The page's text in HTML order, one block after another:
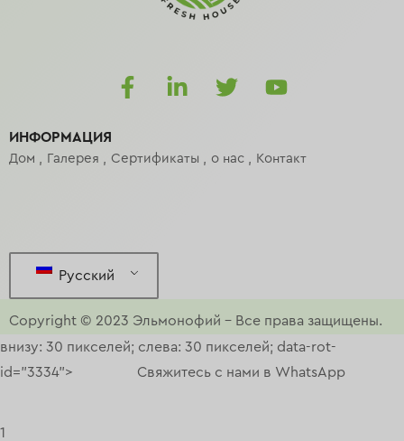
ИНФОРМАЦИЯ
Дом Галерея Сертификаты о нас Контакт
Русский
Copyright © 2023 Эльмонофий – Все права защищены.
внизу: 30 пикселей; слева: 30 пикселей; data-rot-
id="3334">
Свяжитесь с нами в WhatsApp
1